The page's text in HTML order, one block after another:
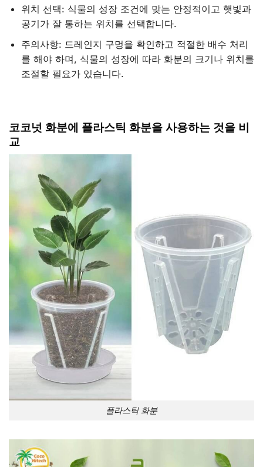
위치 선택: 식물의 성장 조건에 맞는 안정적이고 햇빛과
공기가 잘 통하는 위치를 선택합니다.
주의사항: 드레인지 구멍을 확인하고 적절한 배수 처리
를 해야 하며, 식물의 성장에 따라 화분의 크기나 위치를
조절할 필요가 있습니다.
코코넛 화분에 플라스틱 화분을 사용하는 것을 비
교
플라스틱 화분